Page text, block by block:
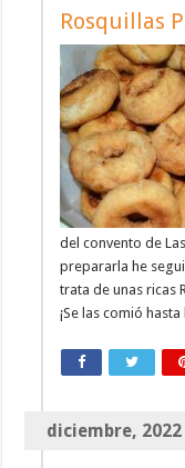
Rosquillas
del convento de
prepararla he
trata de unas ricas
¡Se las comió
diciembre, 2022